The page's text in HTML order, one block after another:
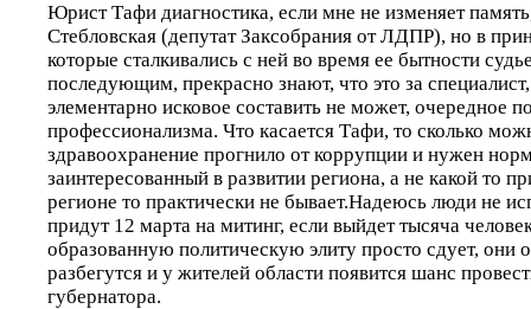
Юрист Тафи диагностика, если мне не изменяет
Стебловская (депутат Заксобрания от ЛДПР), но в
которые сталкивались с ней во время ее бытности
последующим, прекрасно знают, что это за
элементарно исковое составить не может, очередное
профессионализма. Что касается Тафи, то сколько
здравоохранение прогнило от коррупции и нужен
заинтересованный в развитии региона, а не какой то
регионе то практически не бывает.Надеюсь люди не
придут 12 марта на митинг, если выйдет тысяча
образованную политическую элиту просто сдует, они
разбегутся и у жителей области появится шанс
губернатора.